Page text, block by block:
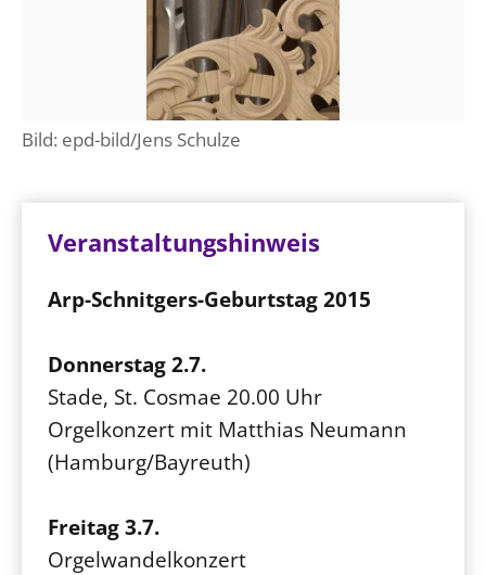
Bild: epd-bild/Jens Schulze
Veranstaltungshinweis
Arp-Schnitgers-Geburtstag 2015
Donnerstag 2.7.
Stade, St. Cosmae 20.00 Uhr
Orgelkonzert mit Matthias Neumann
(Hamburg/Bayreuth)
Freitag 3.7.
Orgelwandelkonzert